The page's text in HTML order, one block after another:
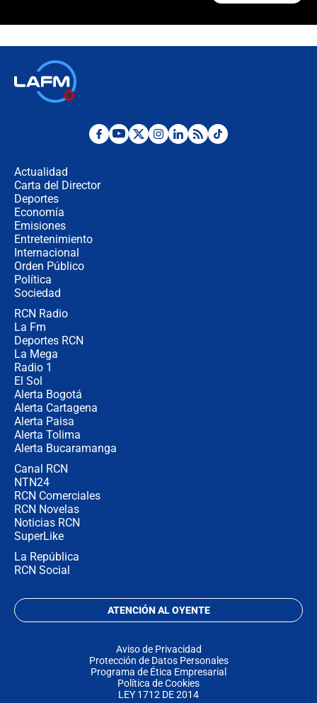
"No hubo fraude ni posibilidad de
Actualidad
Carta del Director
Deportes
Economía
Emisiones
Entretenimiento
Internacional
Orden Público
Política
Sociedad
RCN Radio
La Fm
Deportes RCN
La Mega
Radio 1
El Sol
Alerta Bogotá
Alerta Cartagena
Alerta Paisa
Alerta Tolima
Alerta Bucaramanga
Canal RCN
NTN24
RCN Comerciales
RCN Novelas
Noticias RCN
SuperLike
La República
RCN Social
ATENCIÓN AL OYENTE
Aviso de Privacidad
Protección de Datos Personales
Programa de Ética Empresarial
Política de Cookies
LEY 1712 DE 2014